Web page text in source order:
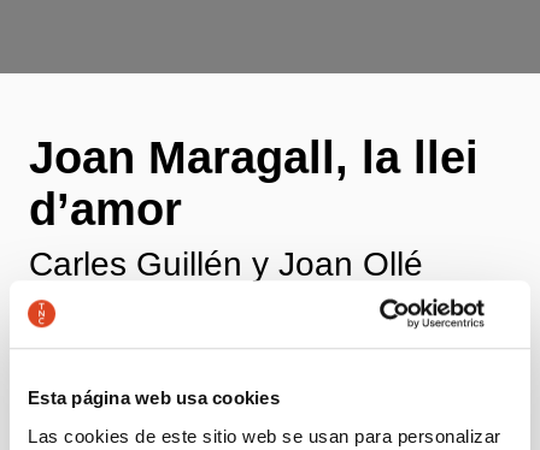
Esta página web usa cookies
Las cookies de este sitio web se usan para personalizar
Joan Maragall, la llei
d’amor
Carles Guillén y Joan Ollé
Teatro y Poesía Un recorrido por la obra del
gran poeta catalán
Autoría
Carles Guillén i Joan Ollé